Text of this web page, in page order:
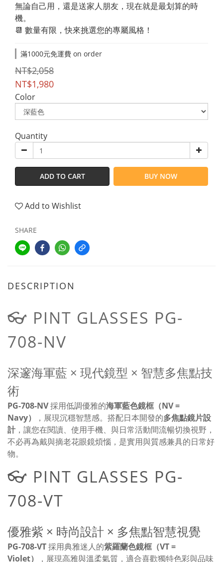
無論自己用，還是送家人朋友，現在就是最划算的時
機。
📆 數量有限，快來挑選您的專屬風格！
滿1000元免運費 on order
NT$2,058
NT$1,980
Color
Quantity
ADD TO CART BUY NOW
Add to Wishlist
SHARE
DESCRIPTION
👓 PINT GLASSES PG-
708-NV
深邃海軍藍 × 現代鏡型 × 智慧多焦點技
術
PG-708-NV採用低調優雅的海軍藍色鏡框（NV =
Navy）
，展現沉穩智慧感。搭配日本開發的多焦點鏡片設
計，讓您在閱讀、使用手機、與日常活動間流暢切換視野，
不必再為戴與摘老花眼鏡煩惱，是實用與質感兼具的日常好
物。
👓 PINT GLASSES PG-
708-VT
優雅紫 × 時尚設計 × 多焦點智慧視覺
PG-708-VT採用典雅迷人的紫羅蘭色鏡框（VT =
Violet）
，展現高雅與溫柔氣質，適合喜歡獨特色彩與品味